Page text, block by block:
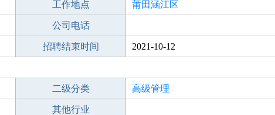
工作地点 莆田涵江区
公司电话
招聘结束时间 2021-10-12
二级分类 高级管理
其他行业